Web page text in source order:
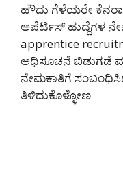
ಹೌದು ಗೆಳೆಯರೇ ಕೆನರಾ
ಅಪೆರ್ಟಿಸ್ ಹುದ್ದೆಗಳ
apprentice
ಅಧಿಸೂಚನೆ ಬಿಡುಗಡೆ
ನೇಮಕಾತಿಗೆ
ತಿಳಿದುಕೊಳ್ಳೋಣ